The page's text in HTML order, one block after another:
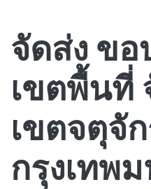
จัดส่ง ข
เขตพื้นที่
เขตจตุจั
กรุงเทพ